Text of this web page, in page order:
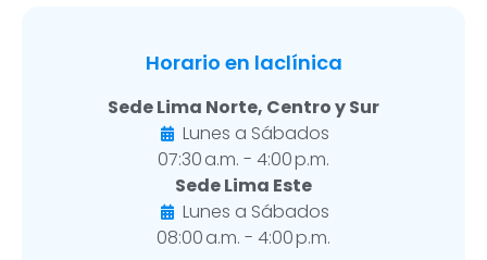
Horario en laclínica
Sede Lima Norte, Centro y Sur
Lunes a Sábados
07:30 a.m. - 4:00 p.m.
Sede Lima Este
Lunes a Sábados
08:00 a.m. - 4:00 p.m.